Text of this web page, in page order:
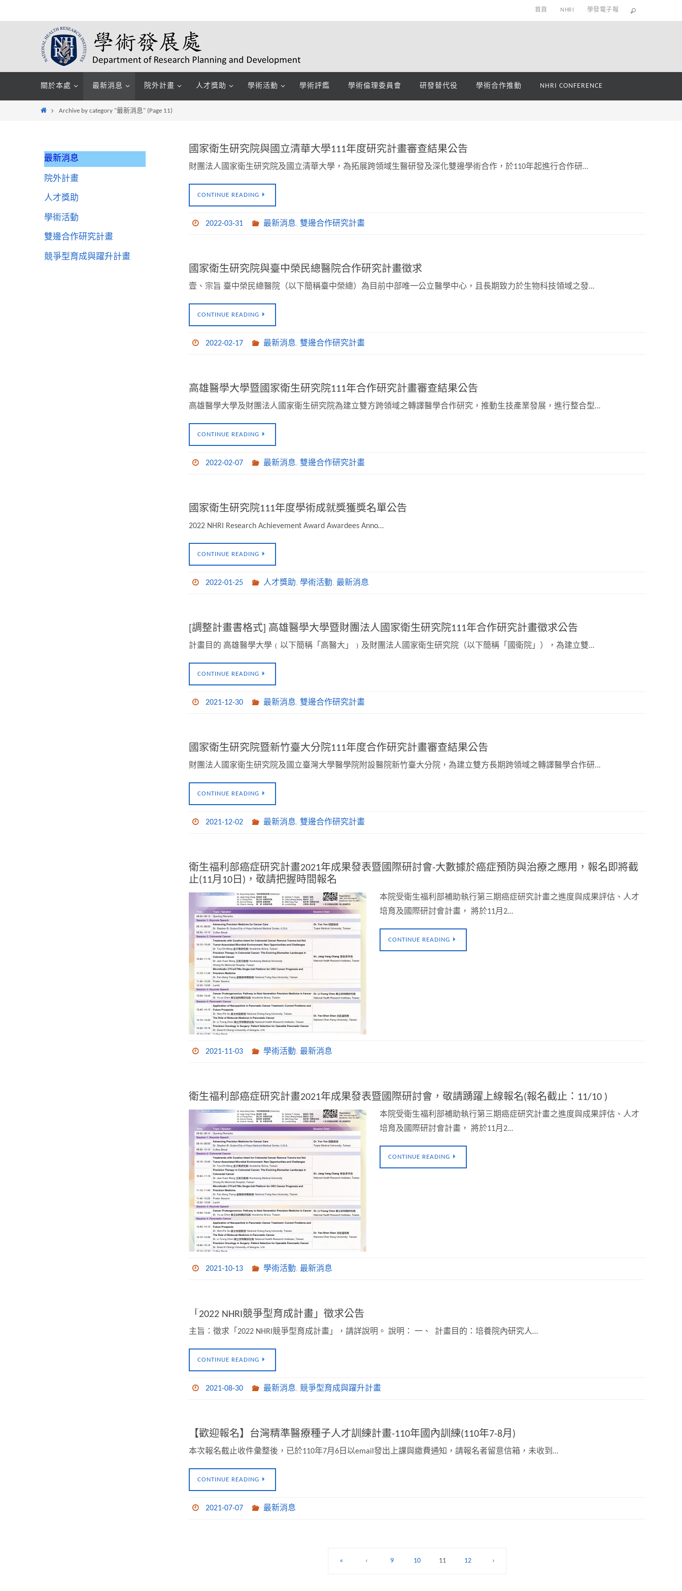
to
首頁 NHRI 學發電子報
關於本處 最新消息 院外計畫 人才獎助 學術活動 學術評鑑 學術倫理委員會 研發替代役 學術合作推動 NHRI CONFERENCE
HomeArchive by category "最新消息"(Page 11)
國家衛生研究院與國立清華大學111年度研究計畫審查結果公告
財團法人國家衛生研究院及國立清華大學，為拓展跨領域生醫研發及深化雙邊學術合作，於110年起進行合作研…
CONTINUE READING
2022-03-31 最新消息, 雙邊合作研究計畫
國家衛生研究院與臺中榮民總醫院合作研究計畫徵求
壹、宗旨 臺中榮民總醫院（以下簡稱臺中榮總）為目前中部唯一公立醫學中心，且長期致力於生物科技領域之發…
CONTINUE READING
2022-02-17 最新消息, 雙邊合作研究計畫
高雄醫學大學暨國家衛生研究院111年合作研究計畫審查結果公告
高雄醫學大學及財團法人國家衛生研究院為建立雙方跨領域之轉譯醫學合作研究，推動生技產業發展，進行整合型…
CONTINUE READING
2022-02-07 最新消息, 雙邊合作研究計畫
國家衛生研究院111年度學術成就獎獲獎名單公告
2022 NHRI Research Achievement Award Awardees Anno…
CONTINUE READING
2022-01-25 人才獎助, 學術活動, 最新消息
[調整計畫書格式] 高雄醫學大學暨財團法人國家衛生研究院111年合作研究計畫徵求公告
計畫目的 高雄醫學大學﹙以下簡稱「高醫大」﹚及財團法人國家衛生研究院（以下簡稱「國衛院」），為建立雙…
CONTINUE READING
2021-12-30 最新消息, 雙邊合作研究計畫
國家衛生研究院暨新竹臺大分院111年度合作研究計畫審查結果公告
財團法人國家衛生研究院及國立臺灣大學醫學院附設醫院新竹臺大分院，為建立雙方長期跨領域之轉譯醫學合作研…
CONTINUE READING
2021-12-02 最新消息, 雙邊合作研究計畫
衛生福利部癌症研究計畫2021年成果發表暨國際研討會-大數據於癌症預防與治療之應用，報名即將截
止(11月10日)，敬請把握時間報名
本院受衛生福利部補助執行第三期癌症研究計畫之進度與成果評估、人才
培育及國際研討會計畫， 將於11月2…
CONTINUE READING
2021-11-03 學術活動, 最新消息
衛生福利部癌症研究計畫2021年成果發表暨國際研討會，敬請踴躍上線報名(報名截止：11/10 )
本院受衛生福利部補助執行第三期癌症研究計畫之進度與成果評估、人才
培育及國際研討會計畫， 將於11月2…
CONTINUE READING
2021-10-13 學術活動, 最新消息
「2022 NHRI競爭型育成計畫」徵求公告
主旨：徵求「2022 NHRI競爭型育成計畫」，請詳說明。 說明： 一、 計畫目的：培養院內研究人…
CONTINUE READING
2021-08-30 最新消息, 競爭型育成與躍升計畫
【歡迎報名】台灣精準醫療種子人才訓練計畫-110年國內訓練(110年7-8月)
本次報名截止收件彙整後，已於110年7月6日以email發出上課與繳費通知，請報名者留意信箱，未收到…
CONTINUE READING
2021-07-07 最新消息
« ‹ 9 10 11 12 ›
最新消息
院外計畫
人才獎助
學術活動
雙邊合作研究計畫
競爭型育成與躍升計畫